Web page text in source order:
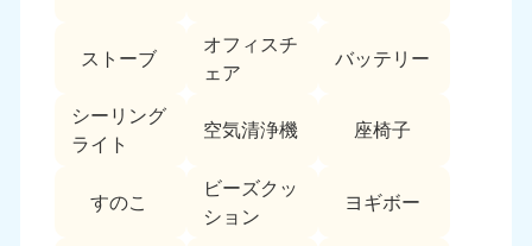
ストーブ
オフィスチ
ェア
バッテリー
シーリング
ライト
空気清浄機 座椅子
すのこ
ビーズクッ
ション
ヨギボー
東京都
050-1881-5265
9:00〜19:00 年中無休
神奈川県
050-1881-5268
9:00〜19:00 年中無休
050-1881-5266
9:00〜19:00 年中無休